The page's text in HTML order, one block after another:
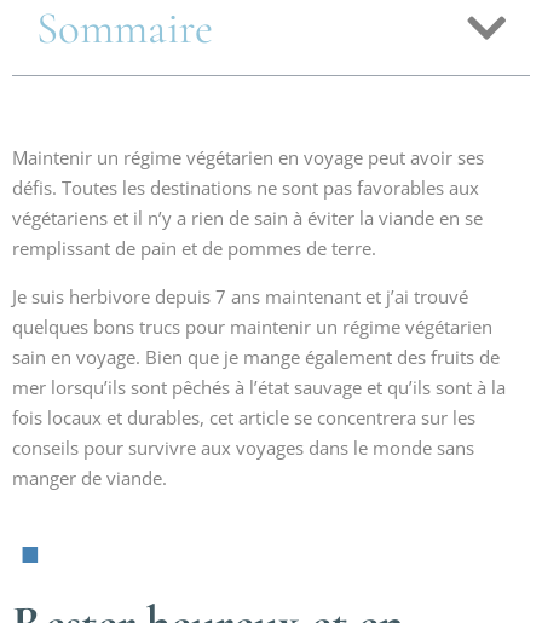
Sommaire
Maintenir un régime végétarien en voyage peut avoir ses
défis. Toutes les destinations ne sont pas favorables aux
végétariens et il n’y a rien de sain à éviter la viande en se
remplissant de pain et de pommes de terre.
Je suis herbivore depuis 7 ans maintenant et j’ai trouvé
quelques bons trucs pour maintenir un régime végétarien
sain en voyage. Bien que je mange également des fruits de
mer lorsqu’ils sont pêchés à l’état sauvage et qu’ils sont à la
fois locaux et durables, cet article se concentrera sur les
conseils pour survivre aux voyages dans le monde sans
manger de viande.